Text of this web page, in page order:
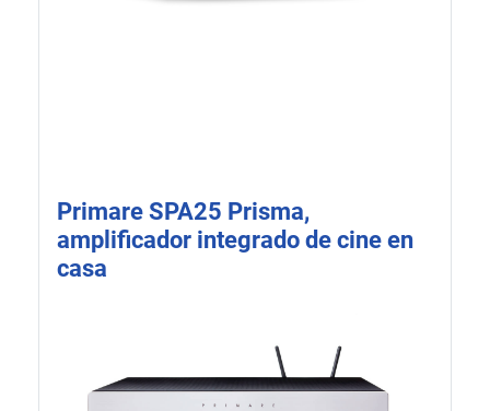
Primare SPA25 Prisma,
amplificador integrado de cine en
casa